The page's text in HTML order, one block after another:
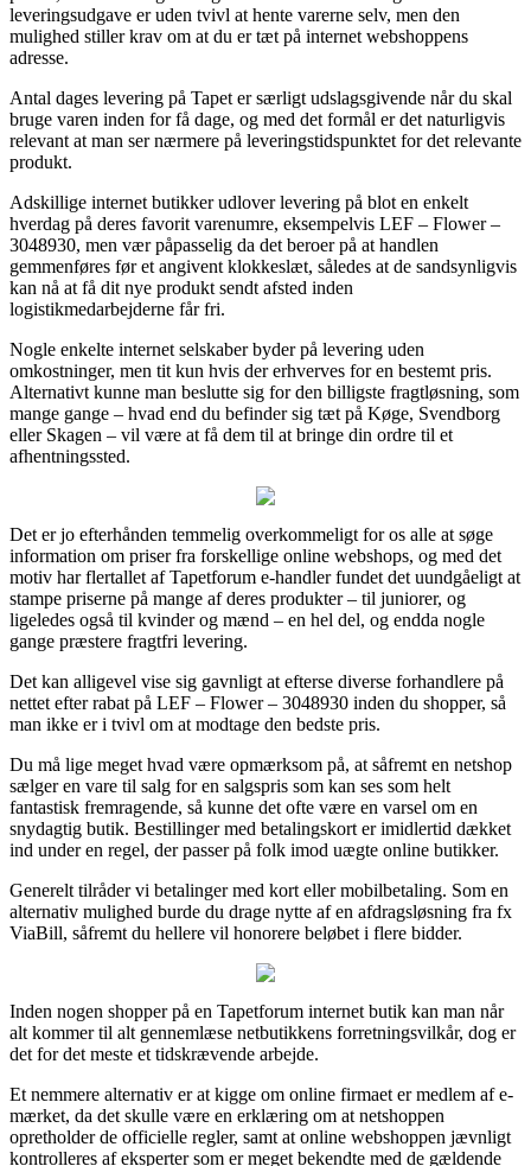
leveringsudgave er uden tvivl at hente varerne selv, men den
mulighed stiller krav om at du er tæt på internet webshoppens
adresse.
Antal dages levering på Tapet er særligt udslagsgivende når du skal
bruge varen inden for få dage, og med det formål er det naturligvis
relevant at man ser nærmere på leveringstidspunktet for det relevante
produkt.
Adskillige internet butikker udlover levering på blot en enkelt
hverdag på deres favorit varenumre, eksempelvis LEF – Flower –
3048930, men vær påpasselig da det beroer på at handlen
gemmenføres før et angivent klokkeslæt, således at de sandsynligvis
kan nå at få dit nye produkt sendt afsted inden
logistikmedarbejderne får fri.
Nogle enkelte internet selskaber byder på levering uden
omkostninger, men tit kun hvis der erhverves for en bestemt pris.
Alternativt kunne man beslutte sig for den billigste fragtløsning, som
mange gange – hvad end du befinder sig tæt på Køge, Svendborg
eller Skagen – vil være at få dem til at bringe din ordre til et
afhentningssted.
Det er jo efterhånden temmelig overkommeligt for os alle at søge
information om priser fra forskellige online webshops, og med det
motiv har flertallet af Tapetforum e-handler fundet det uundgåeligt at
stampe priserne på mange af deres produkter – til juniorer, og
ligeledes også til kvinder og mænd – en hel del, og endda nogle
gange præstere fragtfri levering.
Det kan alligevel vise sig gavnligt at efterse diverse forhandlere på
nettet efter rabat på LEF – Flower – 3048930 inden du shopper, så
man ikke er i tvivl om at modtage den bedste pris.
Du må lige meget hvad være opmærksom på, at såfremt en netshop
sælger en vare til salg for en salgspris som kan ses som helt
fantastisk fremragende, så kunne det ofte være en varsel om en
snydagtig butik. Bestillinger med betalingskort er imidlertid dækket
ind under en regel, der passer på folk imod uægte online butikker.
Generelt tilråder vi betalinger med kort eller mobilbetaling. Som en
alternativ mulighed burde du drage nytte af en afdragsløsning fra fx
ViaBill, såfremt du hellere vil honorere beløbet i flere bidder.
Inden nogen shopper på en Tapetforum internet butik kan man når
alt kommer til alt gennemlæse netbutikkens forretningsvilkår, dog er
det for det meste et tidskrævende arbejde.
Et nemmere alternativ er at kigge om online firmaet er medlem af e-
mærket, da det skulle være en erklæring om at netshoppen
opretholder de officielle regler, samt at online webshoppen jævnligt
kontrolleres af eksperter som er meget bekendte med de gældende